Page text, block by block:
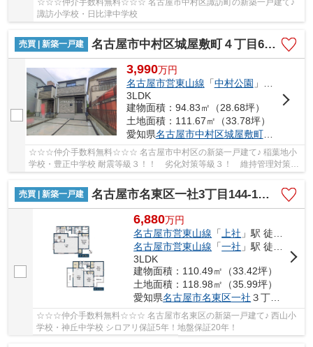
☆☆☆仲介手数料無料☆☆☆ 名古屋市中村区諏訪町の新築一戸建て♪
諏訪小学校・日比津中学校
売買 | 新築一戸建 名古屋市中村区城屋敷町４丁目66-2【仲介手数料無料】新築一戸建て
3,990万円
名古屋市営東山線 「中村公園 」駅 徒歩18分
3LDK
建物面積：94.83㎡（28.68坪）
土地面積：111.67㎡（33.78坪）
愛知県名古屋市中村区城屋敷町４丁目66-2
☆☆☆仲介手数料無料☆☆☆ 名古屋市中村区の新築一戸建て♪ 稲葉地小
学校・豊正中学校 耐震等級３！！ 劣化対策等級３！ 維持管理対策等
売買 | 新築一戸建
名古屋市名東区一社3丁目144-1【仲介手数料無料】新築一戸建て
6,880万円
名古屋市営東山線 「 上社 」駅 徒歩11分
名古屋市営東山線 「一社 」駅 徒歩11分
3LDK
建物面積：110.49㎡（33.42坪）
土地面積：118.98㎡（35.99坪）
愛知県名古屋市名東区一社 ３丁目144-1
☆☆☆仲介手数料無料☆☆☆ 名古屋市名東区の新築一戸建て♪ 西山小
学校・神丘中学校 シロアリ保証5年！地盤保証20年！